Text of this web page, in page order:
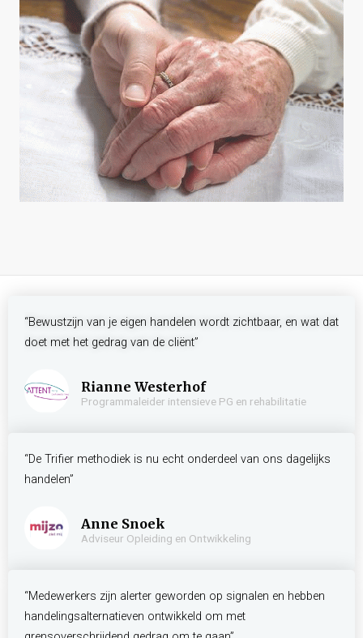
“Bewustzijn van je eigen handelen wordt zichtbaar, en wat dat
doet met het gedrag van de cliënt”
Rianne Westerhof
Programmaleider intensieve PG en rehabilitatie
“De Trifier methodiek is nu echt onderdeel van ons dagelijks
handelen”
Anne Snoek
Adviseur Opleiding en Ontwikkeling
“Medewerkers zijn alerter geworden op signalen en hebben
handelingsalternatieven ontwikkeld om met